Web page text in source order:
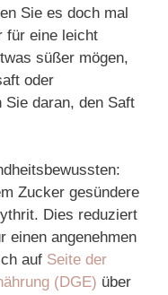
Sie es doch mal
für eine leicht
süßer mögen,
oder
Sie daran, den Saft
Zucker gesündere
Dies reduziert
einen angenehmen
auf Seite der
(DGE) über